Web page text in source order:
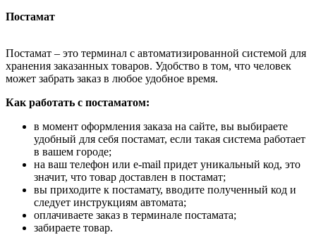
Постамат
Постамат – это терминал с автоматизированной системой для
хранения заказанных товаров. Удобство в том, что человек
может забрать заказ в любое удобное время.
Как работать с постаматом:
в момент оформления заказа на сайте, вы выбираете
удобный для себя постамат, если такая система работает
в вашем городе;
на ваш телефон или e-mail придет уникальный код, это
значит, что товар доставлен в постамат;
вы приходите к постамату, вводите полученный код и
следует инструкциям автомата;
оплачиваете заказ в терминале постамата;
забираете товар.